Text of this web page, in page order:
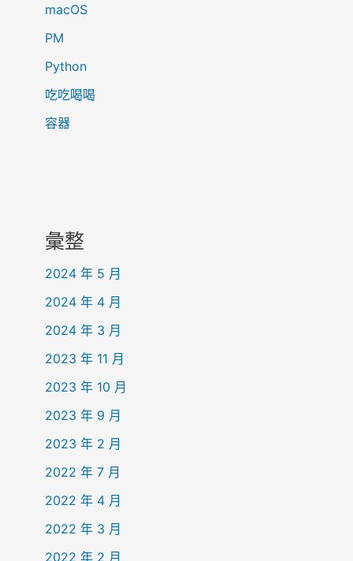
macOS
PM
Python
吃吃喝喝
容器
彙整
2024 年 5 月
2024 年 4 月
2024 年 3 月
2023 年 11 月
2023 年 10 月
2023 年 9 月
2023 年 2 月
2022 年 7 月
2022 年 4 月
2022 年 3 月
2022 年 2 月